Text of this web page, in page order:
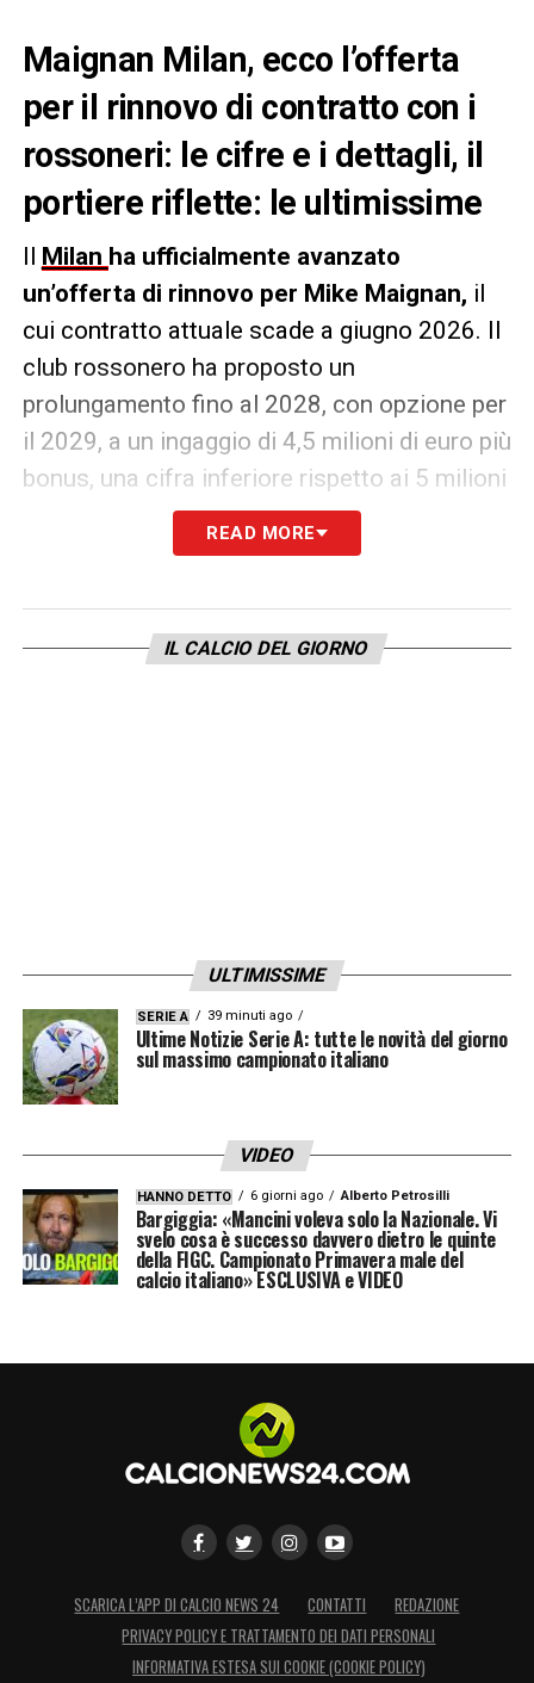
Maignan Milan, ecco l’offerta
per il rinnovo di contratto con i
rossoneri: le cifre e i dettagli, il
portiere riflette: le ultimissime
Il Milan ha ufficialmente avanzato
un’offerta di rinnovo per Mike Maignan, il
cui contratto attuale scade a giugno 2026. Il
club rossonero ha proposto un
prolungamento fino al 2028, con opzione per
il 2029, a un ingaggio di 4,5 milioni di euro più
bonus, una cifra inferiore rispetto ai 5 milioni
più bonus discussi in precedenza. Lo riporta
Gazzetta dello Sport.
Attualmente, il portiere francese percepisce
3 milioni di euro, bonus inclusi, e sta
READ MORE
IL CALCIO DEL GIORNO
ULTIMISSIME
SERIE A 39 minuti ago
Ultime Notizie Serie A: tutte le novità del giorno
sul massimo campionato italiano
VIDEO
HANNO DETTO 6 giorni ago Alberto Petrosilli
Bargiggia: «Mancini voleva solo la Nazionale. Vi
svelo cosa è successo davvero dietro le quinte
della FIGC. Campionato Primavera male del
calcio italiano» ESCLUSIVA e VIDEO
SCARICA L’APP DI CALCIO NEWS 24 CONTATTI
REDAZIONE
PRIVACY POLICY E TRATTAMENTO DEI DATI PERSONALI
INFORMATIVA ESTESA SUI COOKIE (COOKIE POLICY)